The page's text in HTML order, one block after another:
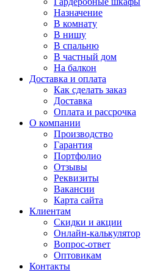
Назначение
В комнату
В нишу
В спальню
В частный дом
На балкон
Доставка и оплата
Как сделать заказ
Доставка
Оплата и рассрочка
О компании
Производство
Гарантия
Портфолио
Отзывы
Реквизиты
Вакансии
Карта сайта
Клиентам
Скидки и акции
Онлайн-калькулятор
Вопрос-ответ
Оптовикам
Контакты